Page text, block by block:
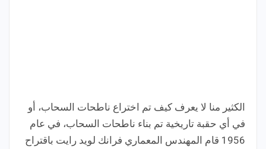
الكثير منا لا يعرف كيف تم اختراع ناطحات السحاب، أو
في أي حقبة تاريخية تم بناء ناطحات السحاب، في عام
1956 قام المهندس المعماري فرانك لويد رايت باقتراح